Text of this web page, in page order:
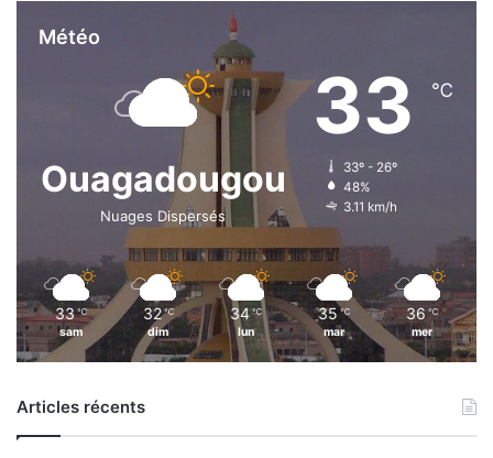
Météo
Ouagadougou
Nuages Dispersés
33 ℃
33º - 26º
48%
3.11 km/h
33 ℃
sam
32 ℃
dim
34 ℃
lun
35 ℃
mar
36 ℃
mer
Articles récents